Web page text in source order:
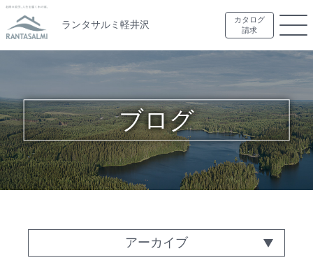
ランタサルミ軽井沢
カタログ
請求
ブログ
アーカイブ